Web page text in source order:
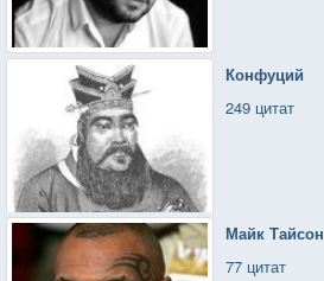
Конфуций
249 цитат
Майк Тайсон
77 цитат